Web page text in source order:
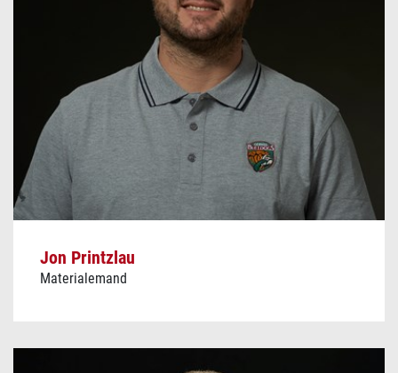
Jon Printzlau
Materialemand